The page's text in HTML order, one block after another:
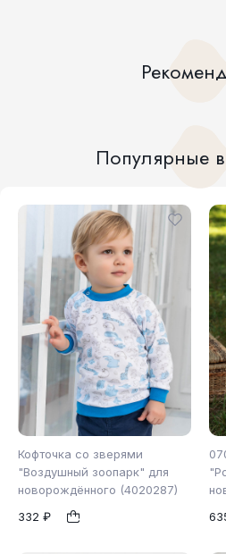
Популярные
Кофточка со зверями
"Воздушный зоопарк" для
новорождённого (4020287)
332 ₽
1